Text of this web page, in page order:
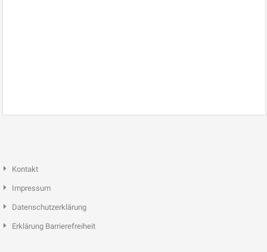
Kontakt
Impressum
Datenschutzerklärung
Erklärung Barrierefreiheit